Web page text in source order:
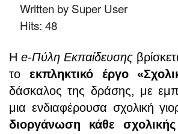
Written by Super User
Hits: 48
Η e-Πύλη Εκπαίδευσης
το εκπληκτικό έργο
δάσκαλος της δράσης, με
μια ενδιαφέρουσα σχολική
διοργάνωση κάθε